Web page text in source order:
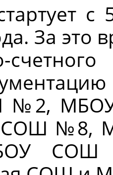
За это
№8,
СОШ